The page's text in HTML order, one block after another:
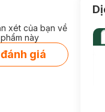
trên làn da
glucan.
xét của bạn về
này
giá